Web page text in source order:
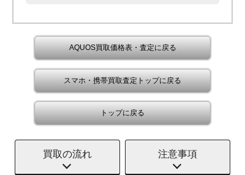
AQUOS買取価格表・査定に戻る
スマホ・携帯買取査定トップに戻る
トップに戻る
買取の流れ 注意事項